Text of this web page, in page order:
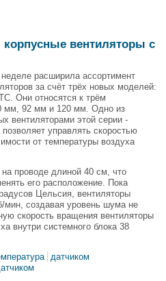
вентиляторы с
расширила ассортимент
за счёт трёх новых моделей:
Они относятся к трём
мм, 92 мм и 120 мм. Одно из
вентиляторами этой серии -
управлять скоростью
от температуры воздуха
проводе длиной 40 см, что
его расположение. Пока
Цельсия, вентиляторы
мин, создавая уровень шума не
скорость вращения вентиляторы
внутри системного блока 38
датчиком